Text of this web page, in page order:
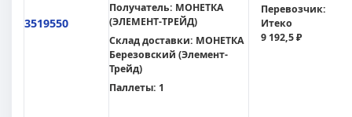
3519550
Получатель: МОНЕТКА
(ЭЛЕМЕНТ-ТРЕЙД)
Склад доставки: МОНЕТКА
Березовский (Элемент-
Трейд)
Паллеты: 1
Перевозчик:
Итеко
9 192,5 ₽